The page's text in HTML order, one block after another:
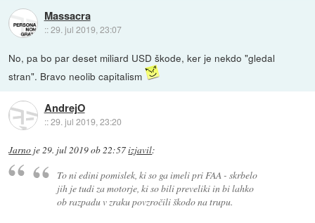
Massacra
::29. jul 2019, 23:07
No, pa bo par deset miliard USD škode, ker je nekdo "gledal
stran". Bravo neolib capitalism
AndrejO
::29. jul 2019, 23:20
Jarno je29. jul 2019 ob 22:57izjavil:
To ni edini pomislek, ki so ga imeli pri FAA - skrbelo
jih je tudi za motorje, ki so bili preveliki in bi lahko
ob razpadu v zraku povzročili škodo na trupu.